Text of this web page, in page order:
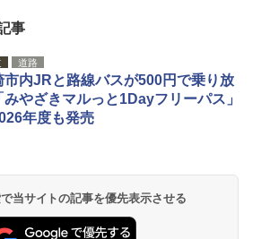
事
道路
市内JRと路線バスが500円で乗り放
みやざきマルっと1Dayフリーパス」
年度も発売
当サイトの記事を優先表示させる